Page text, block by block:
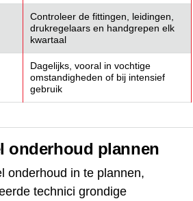
Controleer de fittingen, leidingen,
drukregelaars en handgrepen elk
kwartaal
Dagelijks, vooral in vochtige
omstandigheden of bij intensief
gebruik
onderhoud plannen
onderhoud in te plannen,
technici grondige